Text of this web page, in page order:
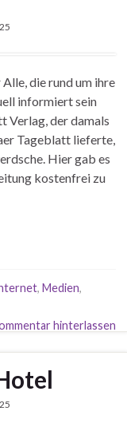
die rund um ihre
informiert sein
Verlag, der damals
Tageblatt lieferte,
Hier gab es
kostenfrei zu
, Medien,
hinterlassen